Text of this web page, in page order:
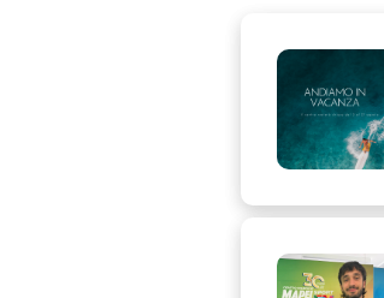
Chiusura
BANDO